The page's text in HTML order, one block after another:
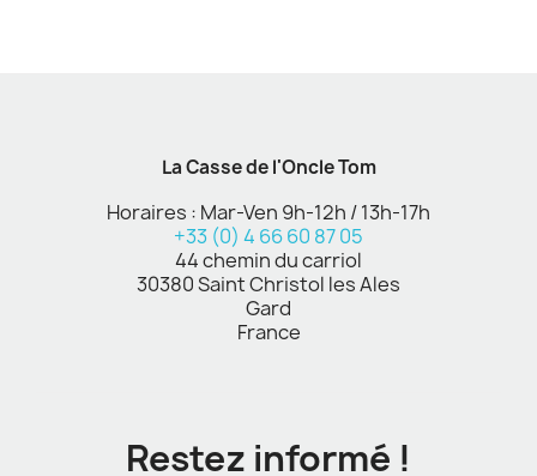
La Casse de l'Oncle Tom
Horaires : Mar-Ven 9h-12h / 13h-17h
+33 (0) 4 66 60 87 05
44 chemin du carriol
30380 Saint Christol les Ales
Gard
France
Restez informé !